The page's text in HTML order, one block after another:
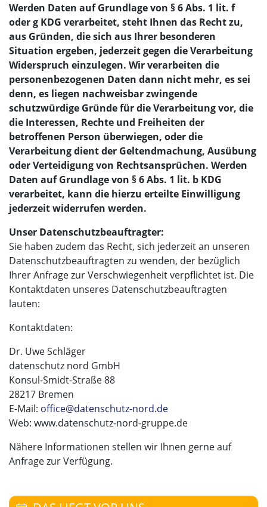
Werden Daten auf Grundlage von § 6 Abs. 1 lit. f
oder g KDG verarbeitet, steht Ihnen das Recht zu,
aus Gründen, die sich aus Ihrer besonderen
Situation ergeben, jederzeit gegen die Verarbeitung
Widerspruch einzulegen. Wir verarbeiten die
personenbezogenen Daten dann nicht mehr, es sei
denn, es liegen nachweisbar zwingende
schutzwürdige Gründe für die Verarbeitung vor, die
die Interessen, Rechte und Freiheiten der
betroffenen Person überwiegen, oder die
Verarbeitung dient der Geltendmachung, Ausübung
oder Verteidigung von Rechtsansprüchen. Werden
Daten auf Grundlage von § 6 Abs. 1 lit. b KDG
verarbeitet, kann die hierzu erteilte Einwilligung
jederzeit widerrufen werden.
Unser Datenschutzbeauftragter:
Sie haben zudem das Recht, sich jederzeit an unseren
Datenschutzbeauftragten zu wenden, der bezüglich
Ihrer Anfrage zur Verschwiegenheit verpflichtet ist. Die
Kontaktdaten unseres Datenschutzbeauftragten
lauten:
Kontaktdaten:
Dr. Uwe Schläger
datenschutz nord GmbH
Konsul-Smidt-Straße 88
28217 Bremen
E-Mail: office@datenschutz-nord.de
Web: www.datenschutz-nord-gruppe.de
Nähere Informationen stellen wir Ihnen gerne auf
Anfrage zur Verfügung.